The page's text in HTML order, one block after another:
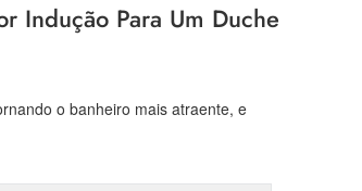
Indução Para Um Duche
o banheiro mais atraente, e